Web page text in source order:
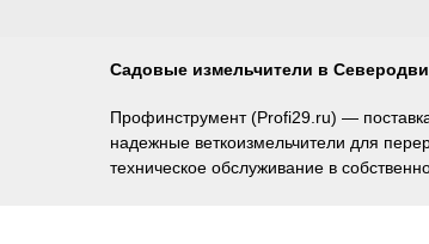
Садовые измельчители в
Профинструмент (Profi29.ru) —
надежные веткоизмельчители для
техническое обслуживание в